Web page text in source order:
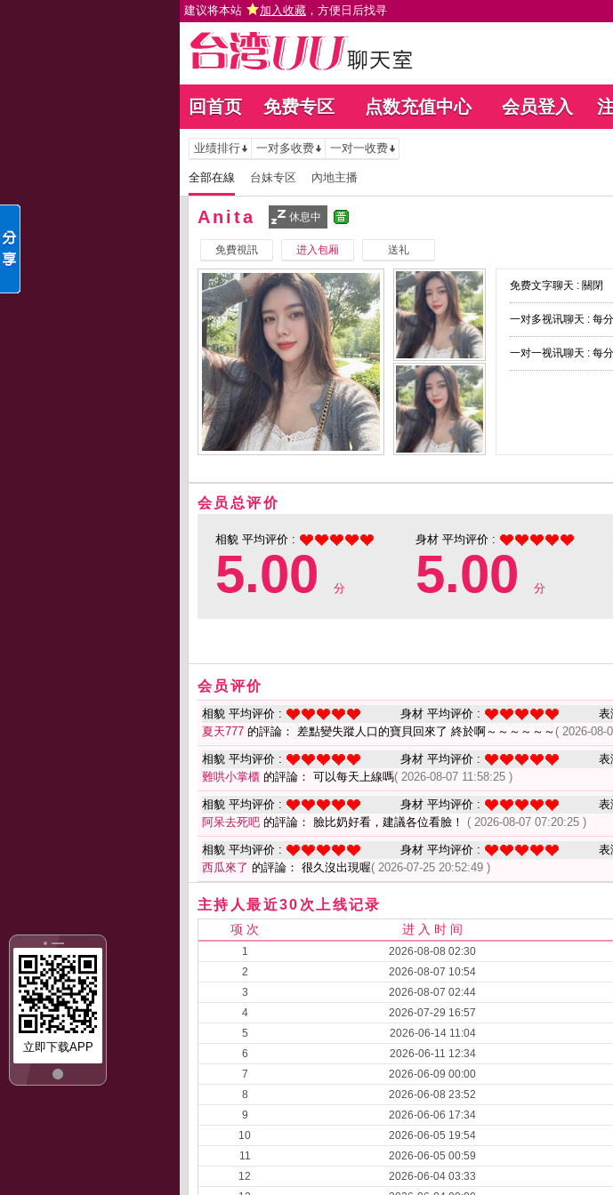
建议将本站 加入收藏 ，方便日后找寻
回首页 免费专区 点数充值中心 会员登入
立即下载APP
业绩排行 一对多收费 一对一收费
全部在線 台妹专区 內地主播
Anita 休息中
免費視訊 进入包厢 送礼
免费文字聊天 : 關閉
一对多视讯聊天 : 每
一对一视讯聊天 : 每
会员总评价
相貌 平均评价 :
5.00 分
身材 平均评价 :
5.00 分
会员评价
相貌 平均评价 : 身材 平均评价 : 表
夏天777 的評論： 差點變失蹤人口的寶貝回來了 終於啊～～～～～～ ( 2026-08-
相貌 平均评价 : 身材 平均评价 : 表
難哄小掌櫃 的評論： 可以每天上線嗎( 2026-08-07 11:58:25 )
相貌 平均评价 : 身材 平均评价 : 表
阿呆去死吧 的評論： 臉比奶好看，建議各位看臉！ ( 2026-08-07 07:20:25 )
相貌 平均评价 : 身材 平均评价 : 表
西瓜來了 的評論： 很久沒出現喔( 2026-07-25 20:52:49 )
主持人最近30次上线记录
项 次 进 入 时 间
1 2026-08-08 02:30
2
2026-08-07 10:54
3
2026-08-07 02:44
4
2026-07-29 16:57
5
2026-06-14 11:04
6
2026-06-11 12:34
7
2026-06-09 00:00
8
2026-06-08 23:52
9
2026-06-06 17:34
10
2026-06-05 19:54
11
2026-06-05 00:59
12
2026-06-04 03:33